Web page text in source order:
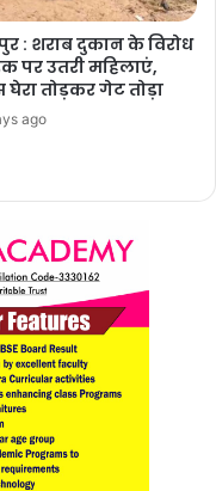
: शराब दुकान के विरोध
पर उतरी महिलाएं,
तोड़कर गेट तोड़ा
ago